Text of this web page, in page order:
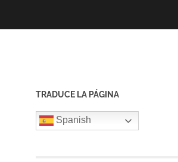
TRADUCE LA PÁGINA
Spanish